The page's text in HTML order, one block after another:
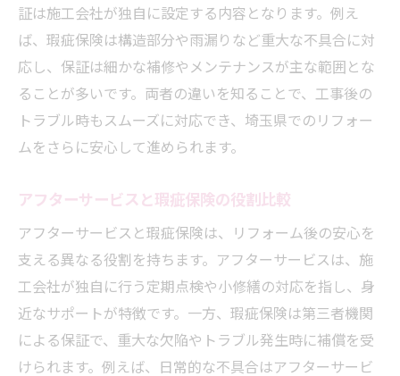
証は施工会社が独自に設定する内容となります。例え
ば、瑕疵保険は構造部分や雨漏りなど重大な不具合に対
応し、保証は細かな補修やメンテナンスが主な範囲とな
ることが多いです。両者の違いを知ることで、工事後の
トラブル時もスムーズに対応でき、埼玉県でのリフォー
ムをさらに安心して進められます。
アフターサービスと瑕疵保険の役割比較
アフターサービスと瑕疵保険は、リフォーム後の安心を
支える異なる役割を持ちます。アフターサービスは、施
工会社が独自に行う定期点検や小修繕の対応を指し、身
近なサポートが特徴です。一方、瑕疵保険は第三者機関
による保証で、重大な欠陥やトラブル発生時に補償を受
けられます。例えば、日常的な不具合はアフターサービ